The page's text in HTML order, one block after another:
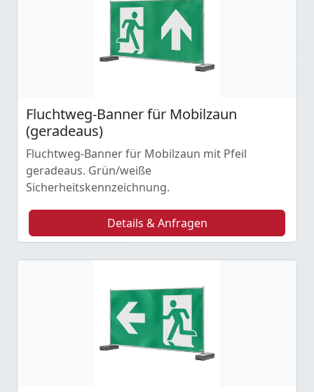
Fluchtweg-Banner für Mobilzaun
(geradeaus)
Fluchtweg-Banner für Mobilzaun mit Pfeil
geradeaus. Grün/weiße
Sicherheitskennzeichnung.
Details & Anfragen